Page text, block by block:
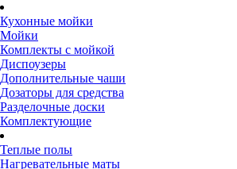
Кухонные мойки
Мойки
Комплекты с мойкой
Диспоузеры
Дополнительные чаши
Дозаторы для средства
Разделочные доски
Комплектующие
Теплые полы
Нагревательные маты